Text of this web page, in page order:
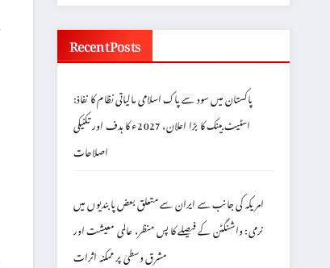
Recent Posts
پاکستان میں سود سے پاک اسلامی مالیاتی نظام کا نفاذ:
اسٹیٹ بینک کا بڑا اعلان، 2027ء کا ہدف اور تکنیکی
اصلاحات
امریکہ کی جانب سے ایران سے متعلق بعض پابندیوں میں
نرمی: واشنگٹن کے فیصلے کا پس منظر، عالمی معیشت اور
مشرق وسطیٰ پر ممکنہ اثرات